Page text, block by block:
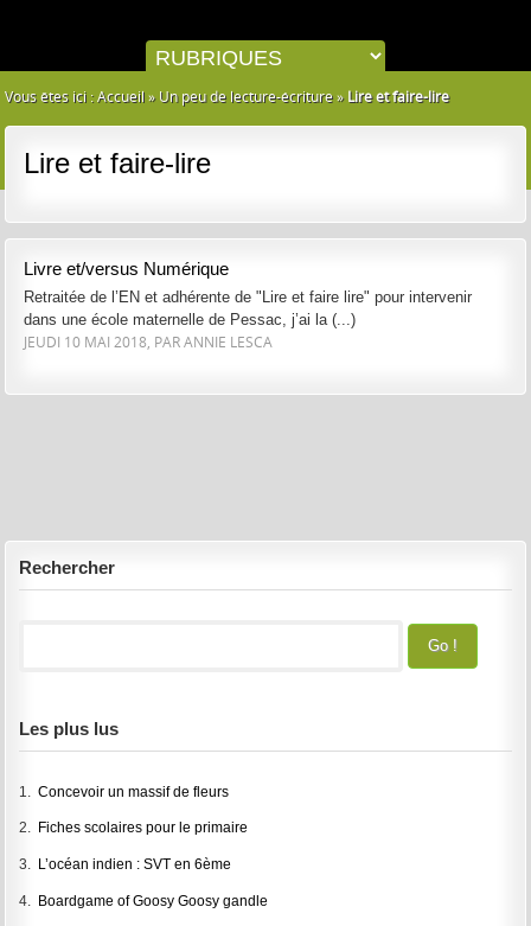
Vous êtes ici :Accueil » Un peu de lecture-écriture » Lire et faire-lire
Lire et faire-lire
Livre et/versus Numérique
Retraitée de l’EN et adhérente de "Lire et faire lire" pour intervenir
dans une école maternelle de Pessac, j’ai la (...)
JEUDI 10 MAI 2018, PAR ANNIE LESCA
Rechercher
Les plus lus
1.Concevoir un massif de fleurs
2. Fiches scolaires pour le primaire
3. L’océan indien : SVT en 6ème
4. Boardgame of Goosy Goosy gandle